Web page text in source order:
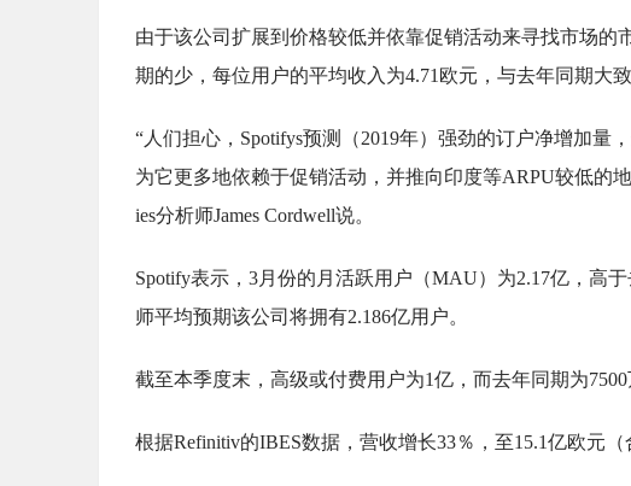
由于该公司扩展到价格较低并依靠促销活动来寻找市场
期的少，每位用户的平均收入为4.71欧元，与去年同期大
“人们担心，Spotifys预测（2019年）强劲的订户净增加量
为它更多地依赖于促销活动，并推向印度等ARPU较低的
ies分析师James Cordwell说。
Spotify表示，3月份的月活跃用户（MAU）为2.17亿，高
师平均预期该公司将拥有2.186亿用户。
截至本季度末，高级或付费用户为1亿，而去年同期为
根据Refinitiv的IBES数据，营收增长33％，至15.1亿欧元